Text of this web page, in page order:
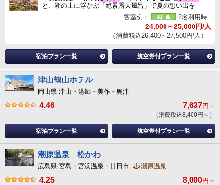
と、湖の上に浮かぶ「絶景露天風呂」で夏の想い出を
客室例：
2名利用時
24,000～25,000円/人
（消費税込26,400～27,500円/人）
宿泊プラン一覧 航空券付プラン一覧
津山鶴山ホテル
岡山県 津山・湯郷・美作・奥津
4.46 7,637円～
（消費税込8,400円～）
宿泊プラン一覧 航空券付プラン一覧
潮原温泉 松かわ
広島県 宮島・宮浜温泉・廿日市 潮原温泉
4.25 8,000円～